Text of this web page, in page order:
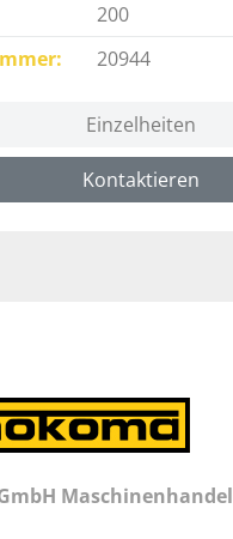
200
20944
Einzelheiten
Kontaktieren
Maschinenhandel